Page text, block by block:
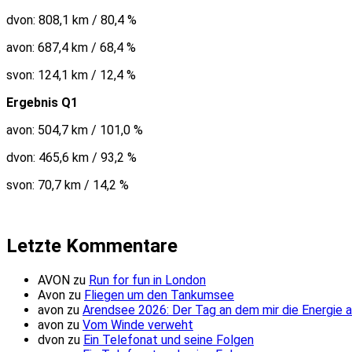
dvon: 808,1 km / 80,4 %
avon: 687,4 km / 68,4 %
svon: 124,1 km / 12,4 %
Ergebnis Q1
avon: 504,7 km / 101,0 %
dvon: 465,6 km / 93,2 %
svon: 70,7 km / 14,2 %
Letzte Kommentare
AVON zu Run for fun in London
Avon zu Fliegen um den Tankumsee
avon zu Arendsee 2026: Der Tag an dem mir die Energie
avon zu Vom Winde verweht
dvon zu Ein Telefonat und seine Folgen